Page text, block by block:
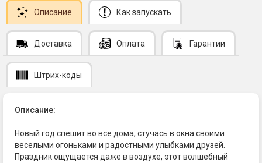
Описание Как запускать
Доставка Оплата Гарантии
Штрих-коды
Описание:
Новый год спешит во все дома, стучась в окна своими
веселыми огоньками и радостными улыбками друзей.
Праздник ощущается даже в воздухе, этот волшебный